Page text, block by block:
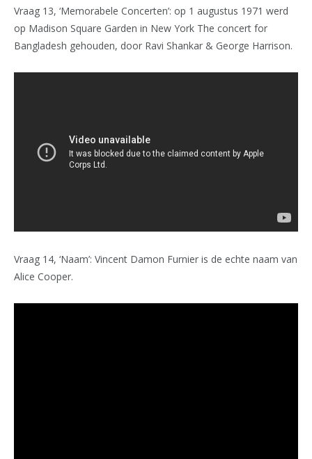
Vraag 13, ‘Memorabele Concerten’: op 1 augustus 1971 werd
op Madison Square Garden in New York The concert for
Bangladesh gehouden, door Ravi Shankar & George Harrison.
Vraag 14, ‘Naam’: Vincent Damon Furnier is de echte naam van
Alice Cooper.